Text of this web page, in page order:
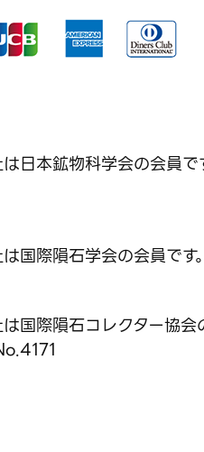
日本鉱物科学会の会員で
国際隕石学会の会員です
国際隕石コレクター協会